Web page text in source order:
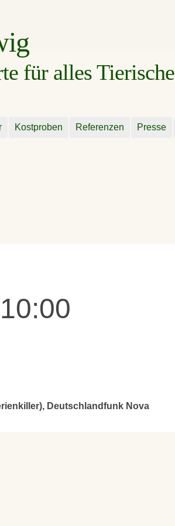
für alles Tierische
Kostproben Referenzen Presse
Deutschlandfunk Nova